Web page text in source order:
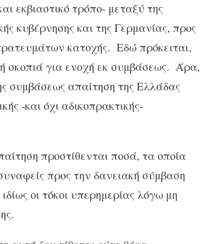
εκβιαστικό τρόπο- μεταξύ της
κυβέρνησης και της Γερμανίας, προς
κατοχής. Εδώ πρόκειται,
σκοπιά για ενοχή εκ συμβάσεως. Άρα,
συμβάσεως απαίτηση της Ελλάδας
-και όχι αδικοπρακτικής-
προστίθενται ποσά, τα οποία
προς την δανειακή σύμβαση
οι τόκοι υπερημερίας λόγω μη